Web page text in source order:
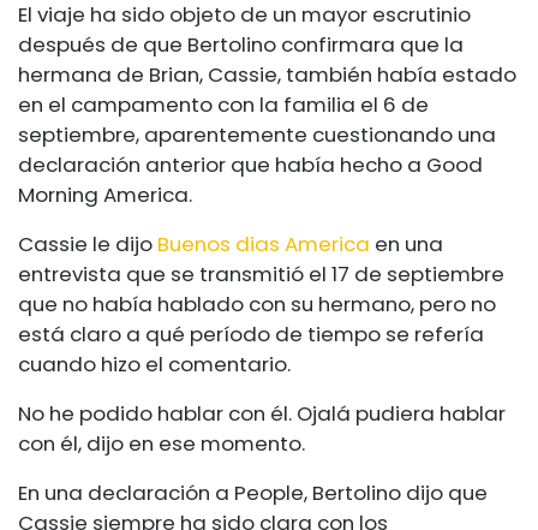
El viaje ha sido objeto de un mayor escrutinio
después de que Bertolino confirmara que la
hermana de Brian, Cassie, también había estado
en el campamento con la familia el 6 de
septiembre, aparentemente cuestionando una
declaración anterior que había hecho a Good
Morning America.
Cassie le dijo Buenos dias America en una
entrevista que se transmitió el 17 de septiembre
que no había hablado con su hermano, pero no
está claro a qué período de tiempo se refería
cuando hizo el comentario.
No he podido hablar con él. Ojalá pudiera hablar
con él, dijo en ese momento.
En una declaración a People, Bertolino dijo que
Cassie siempre ha sido clara con los